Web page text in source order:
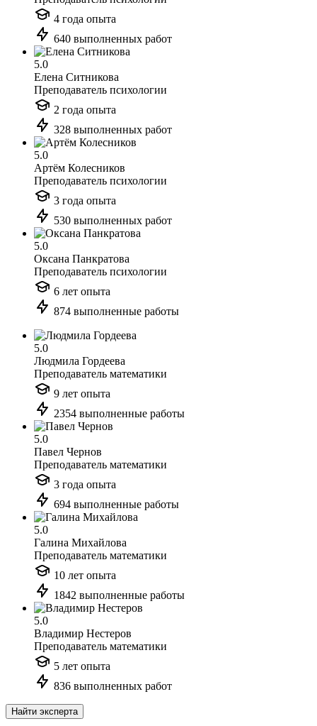
4 года опыта
640 выполненных работ
5.0
Елена Ситникова
Преподаватель психологии
2 года опыта
328 выполненных работ
5.0
Артём Колесников
Преподаватель психологии
3 года опыта
530 выполненных работ
5.0
Оксана Панкратова
Преподаватель психологии
6 лет опыта
874 выполненные работы
5.0
Людмила Гордеева
Преподаватель математики
9 лет опыта
2354 выполненные работы
5.0
Павел Чернов
Преподаватель математики
3 года опыта
694 выполненные работы
5.0
Галина Михайлова
Преподаватель математики
10 лет опыта
1842 выполненные работы
5.0
Владимир Нестеров
Преподаватель математики
5 лет опыта
836 выполненных работ
Найти эксперта